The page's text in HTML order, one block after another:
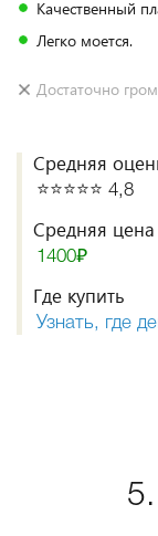
Качественный
Легко моется.
Достаточно
Средняя
⭐️⭐️⭐️⭐️⭐️ 4,8
Средняя цена
1400₽
Где купить
Узнать, где